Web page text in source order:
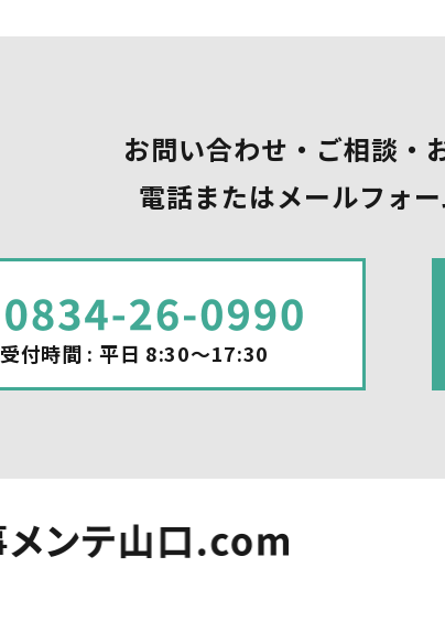
お問い合わせ・ご相談・
電話またはメールフォ
受付時間 : 平日 8:30～17:30